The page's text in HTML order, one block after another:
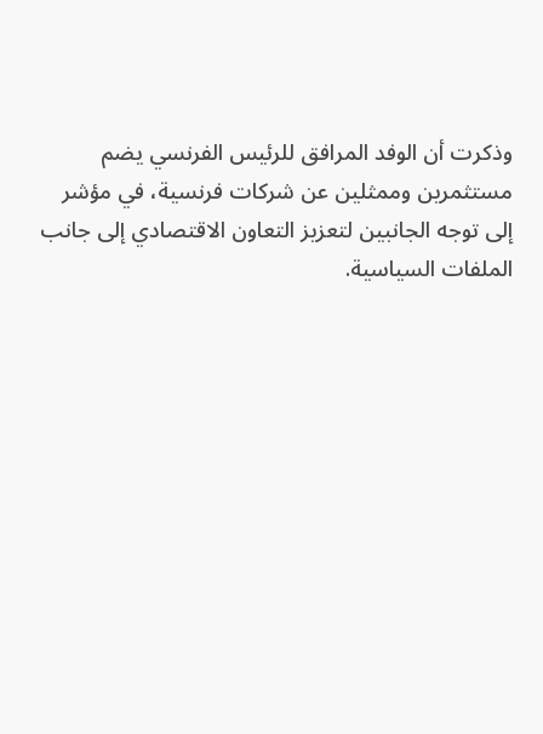
وذكرت أن الوفد المرافق للرئيس الفرنسي يضم
مستثمرين وممثلين عن شركات فرنسية، في مؤشر
إلى توجه الجانبين لتعزيز التعاون الاقتصادي إلى جانب
الملفات السياسية.